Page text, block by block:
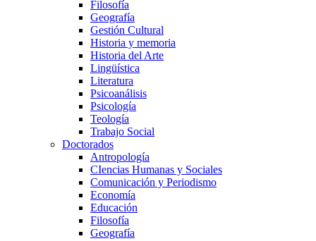
Filosofía
Geografía
Gestión Cultural
Historia y memoria
Historia del Arte
Lingüística
Literatura
Psicoanálisis
Psicología
Teología
Trabajo Social
Doctorados
Antropología
CIencias Humanas y Sociales
Comunicación y Periodismo
Economía
Educación
Filosofía
Geografía